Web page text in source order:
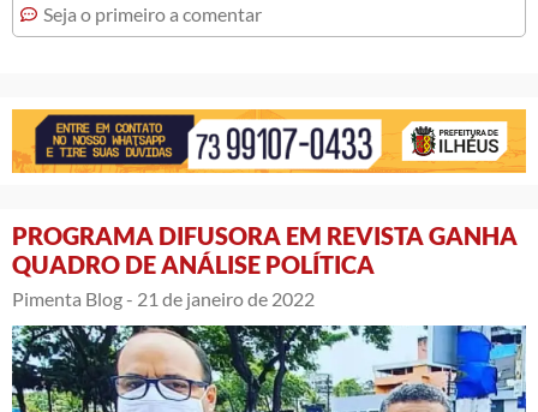
Seja o primeiro a comentar
PROGRAMA DIFUSORA EM REVISTA GANHA
QUADRO DE ANÁLISE POLÍTICA
Pimenta Blog - 21 de janeiro de 2022